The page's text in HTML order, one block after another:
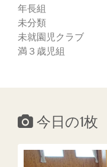
年長組
未分類
未就園児クラブ
満３歳児組
今日の1枚